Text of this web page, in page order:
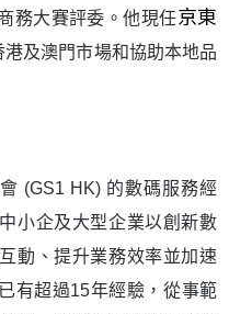
務大賽評委。他現任京東
港及澳門市場和協助本地品
(GS1 HK) 的數碼服務經
小企及大型企業以創新數
動、提升業務效率並加速
有超過15年經驗，從事範